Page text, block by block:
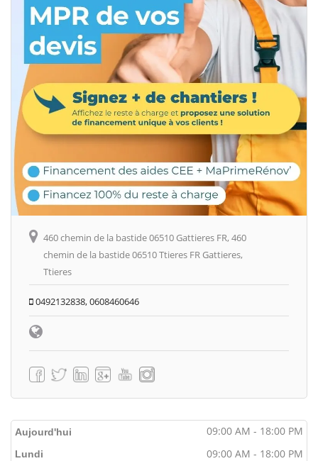
460 chemin de la bastide 06510 Gattieres FR, 460
chemin de la bastide 06510 Ttieres FR Gattieres,
Ttieres
0492132838, 0608460646
Aujourd'hui 09:00 AM - 18:00 PM
Lundi 09:00 AM - 18:00 PM